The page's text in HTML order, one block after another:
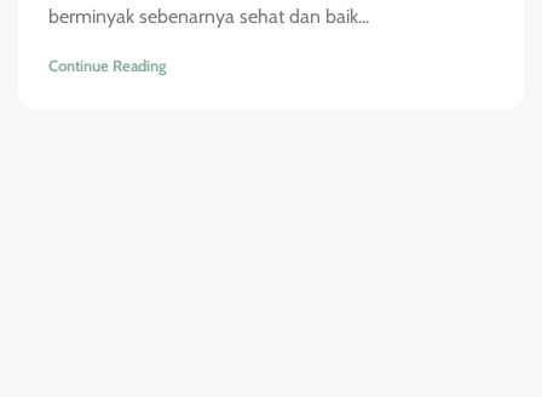
berminyak sebenarnya sehat dan baik...
Continue Reading